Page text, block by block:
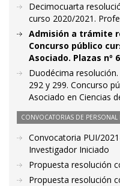
Decimocuarta
curso 2020/2021.
Admisión a trámite
Concurso público
Asociado. Plazas nº
Duodécima resolución.
292 y 299. Concurso
Asociado en Ciencias
CONVOCATORIAS DE PERSONAL
Convocatoria PUI/
Investigador Iniciado
Propuesta resolución
Propuesta resolución